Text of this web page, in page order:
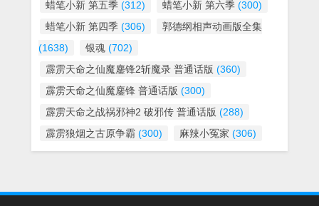
蜡笔小新 第五季 (312) 蜡笔小新 第六季 (300)
蜡笔小新 第四季 (306)
郭德纲相声动画版全集
(1638)
银魂 (702)
霹雳天命之仙魔鏖锋2斩魔录 普通话版 (360)
霹雳天命之仙魔鏖锋 普通话版 (300)
霹雳天命之战祸邪神2 破邪传 普通话版 (288)
霹雳狼烟之古原争霸 (300) 麻辣小冤家 (306)